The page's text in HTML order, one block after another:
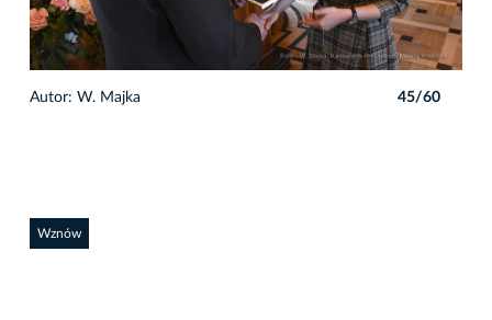
Autor: W. Majka 45/60
Wznów